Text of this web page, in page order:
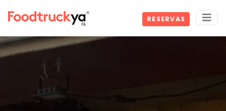
RESERVAS